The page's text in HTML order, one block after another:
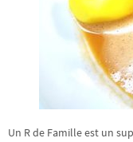
Un R de Famille est un